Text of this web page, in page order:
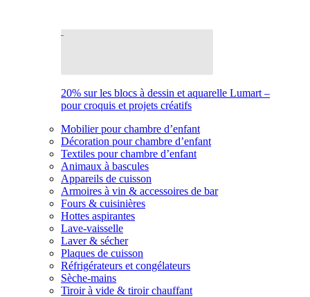
20% sur les blocs à dessin et aquarelle Lumart –
pour croquis et projets créatifs
Mobilier pour chambre d’enfant
Décoration pour chambre d’enfant
Textiles pour chambre d’enfant
Animaux à bascules
Appareils de cuisson
Armoires à vin & accessoires de bar
Fours & cuisinières
Hottes aspirantes
Lave-vaisselle
Laver & sécher
Plaques de cuisson
Réfrigérateurs et congélateurs
Sèche-mains
Tiroir à vide & tiroir chauffant